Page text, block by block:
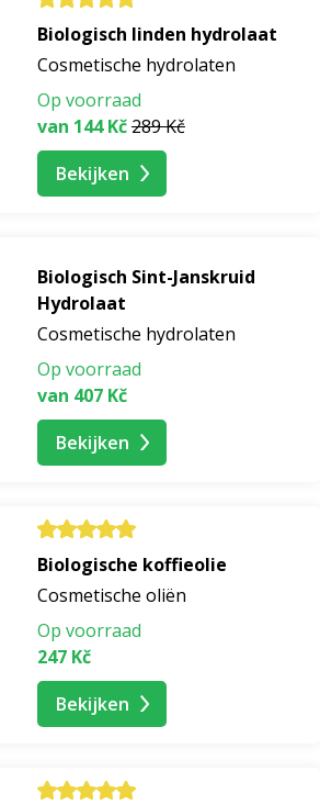
Biologisch linden hydrolaat
Cosmetische hydrolaten
Op voorraad
van 144 Kč289 Kč
Bekijken
Biologisch Sint-Janskruid
Hydrolaat
Cosmetische hydrolaten
Op voorraad
van 407 Kč
Bekijken
Biologische koffieolie
Cosmetische oliën
Op voorraad
247 Kč
Bekijken